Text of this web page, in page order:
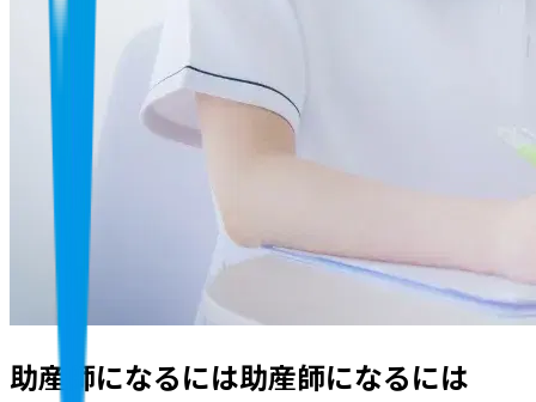
助産師になるには助産師になるには